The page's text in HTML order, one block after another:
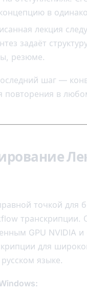
в
лекция
задаёт
резюме.
шаг —
повторения в
точкой для
транскрипции.
GPU NVIDIA и
для
языке.